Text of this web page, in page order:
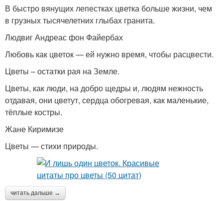
В быстро вянущих лепестках цветка больше жизни, чем
в грузных тысячелетних глыбах гранита.
Людвиг Андреас фон Файербах
Любовь как цветок — ей нужно время, чтобы расцвести.
Цветы – остатки рая на Земле.
Цветы, как люди, на добро щедры и, людям нежность
отдавая, они цветут, сердца обогревая, как маленькие,
тёплые костры.
Жане Киримизе
Цветы — стихи природы.
читать дальше →